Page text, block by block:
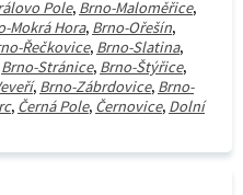
Pole, Brno-Maloměřice,
Mokrá Hora, Brno-Ořešín,
Řečkovice, Brno-Slatina,
Brno-Stránice, Brno-Štýřice,
, Brno-Zábrdovice, Brno-
, Černá Pole, Černovice, Dolní